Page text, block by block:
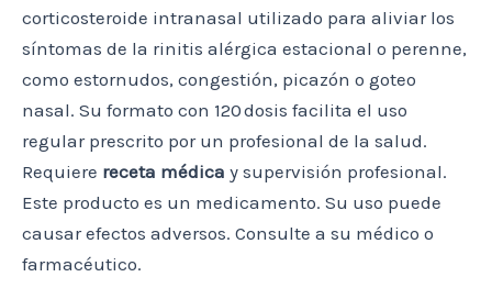
corticosteroide intranasal utilizado para aliviar los
síntomas de la rinitis alérgica estacional o perenne,
como estornudos, congestión, picazón o goteo
nasal. Su formato con 120 dosis facilita el uso
regular prescrito por un profesional de la salud.
Requiere receta médica y supervisión profesional.
Este producto es un medicamento. Su uso puede
causar efectos adversos. Consulte a su médico o
farmacéutico.